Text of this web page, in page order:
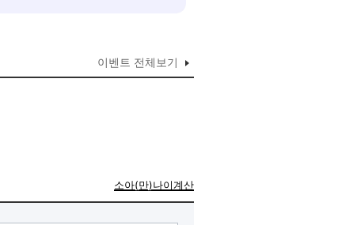
이벤트 전체보기
소아(만)나이계산